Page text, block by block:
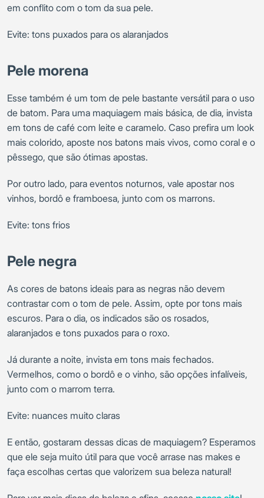
em conflito com o tom da sua pele.
Evite: tons puxados para os alaranjados
Pele morena
Esse também é um tom de pele bastante versátil para o uso
de batom. Para uma maquiagem mais básica, de dia, invista
em tons de café com leite e caramelo. Caso prefira um look
mais colorido, aposte nos batons mais vivos, como coral e o
pêssego, que são ótimas apostas.
Por outro lado, para eventos noturnos, vale apostar nos
vinhos, bordô e framboesa, junto com os marrons.
Evite: tons frios
Pele negra
As cores de batons ideais para as negras não devem
contrastar com o tom de pele. Assim, opte por tons mais
escuros. Para o dia, os indicados são os rosados,
alaranjados e tons puxados para o roxo.
Já durante a noite, invista em tons mais fechados.
Vermelhos, como o bordô e o vinho, são opções infalíveis,
junto com o marrom terra.
Evite: nuances muito claras
E então, gostaram dessas dicas de maquiagem? Esperamos
que ele seja muito útil para que você arrase nas makes e
faça escolhas certas que valorizem sua beleza natural!